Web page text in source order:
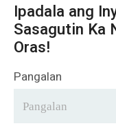
Ipadala ang
Sasagutin Ka
Oras!
Pangalan